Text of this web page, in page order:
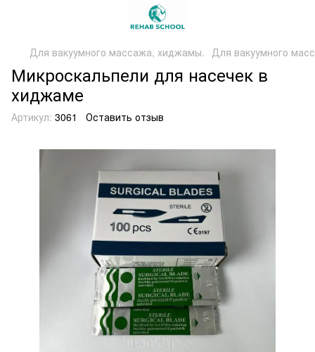
Для вакуумного массажа, хиджамы. Для вакуумного
Микроскальпели для насечек в
хиджаме
Артикул: 3061 Оставить отзыв